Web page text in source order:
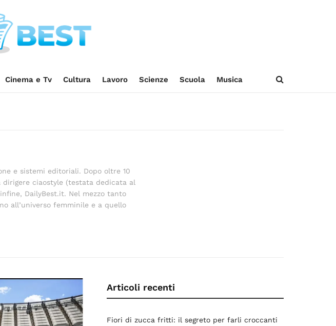
Cinema e Tv Cultura Lavoro Scienze Scuola Musica
e sistemi editoriali. Dopo oltre 10
ciaostyle (testata dedicata al
DailyBest.it. Nel mezzo tanto
all’universo femminile e a quello
Articoli recenti
Fiori di zucca fritti: il segreto per farli croccanti